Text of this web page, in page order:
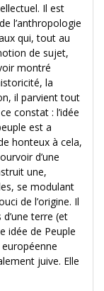
Il est
l’anthropologie
qui, tout au
de sujet,
montré
la
il parvient tout
constat : l’idée
est a
honteux à cela,
d’une
une,
se modulant
de l’origine. Il
terre (et
idée de Peuple
juive. Elle